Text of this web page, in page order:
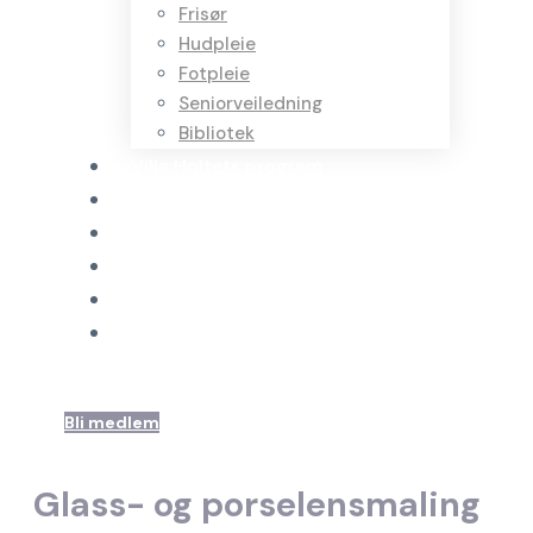
Frisør
Hudpleie
Fotpleie
Seniorveiledning
Bibliotek
Bli medlem
Glass- og porselensmaling